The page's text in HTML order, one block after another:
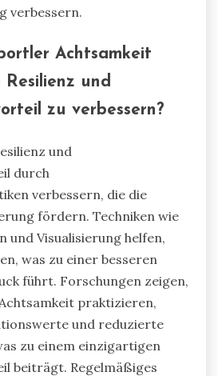
verbessern.
Achtsamkeit
Resilienz und
zu verbessern?
und
durch
verbessern, die die
fördern. Techniken wie
und Visualisierung helfen,
was zu einer besseren
führt. Forschungen zeigen,
praktizieren,
und reduzierte
zu einem einzigartigen
beiträgt. Regelmäßiges